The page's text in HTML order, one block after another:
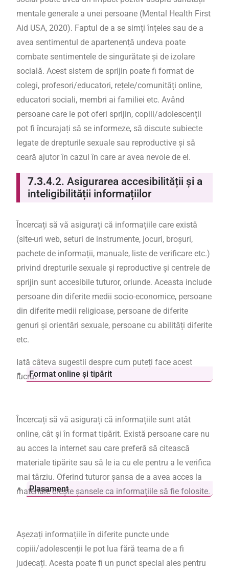
mentale generale a unei persoane (Mental Health First
Aid USA, 2020). Faptul de a se simți înțeles sau de a
avea sentimentul de apartenență undeva poate
combate sentimentele de singurătate și de izolare
socială. Acest sistem de sprijin poate fi format de
colegi, profesori/educatori, rețele/comunități online,
educatori sociali, membri ai familiei etc. Având
persoane care le pot oferi sprijin, copiii/adolescenții
pot fi încurajați să se informeze, să discute subiecte
legate de drepturile sexuale sau reproductive și să
ceară ajutor în cazul în care ar avea nevoie de el.
7.3.4.2. Asigurarea accesibilității și a
inteligibilității informațiilor
Încercați să vă asigurați că informațiile care există
(site-uri web, seturi de instrumente, jocuri, broșuri,
pachete de informații, manuale, liste de verificare etc.)
privind drepturile sexuale și reproductive și centrele de
sprijin sunt accesibile tuturor, oriunde. Aceasta include
persoane din diferite medii socio-economice, persoane
din diferite medii religioase, persoane de diferite
genuri și orientări sexuale, persoane cu abilități diferite
etc.
Iată câteva sugestii despre cum puteți face acest
lucru:Format online și tipărit
Încercați să vă asigurați că informațiile sunt atât
online, cât și în format tipărit. Există persoane care nu
au acces la internet sau care preferă să citească
materiale tipărite sau să le ia cu ele pentru a le verifica
mai târziu. Oferind tuturor șansa de a avea acces la
materiale crește șansele ca informațiile să fie folosite.
Plasament
Așezați informațiile în diferite puncte unde
copiii/adolescenții le pot lua fără teama de a fi
judecați. Acesta poate fi un punct special ales pentru